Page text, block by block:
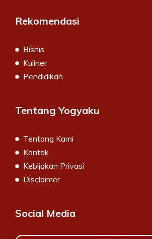
Rekomendasi
Bisnis
Kuliner
Pendidikan
Tentang Yogyaku
Tentang Kami
Kontak
Kebijakan Privasi
Disclaimer
Social Media